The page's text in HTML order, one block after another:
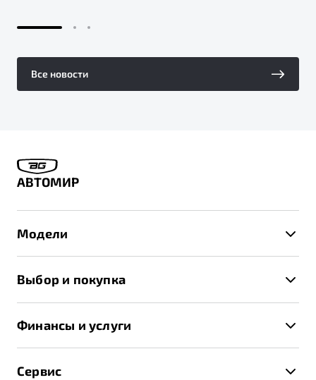
Все новости
АВТОМИР
Модели
X70
Выбор и покупка
Записаться на тест-драйв
Финансы и услуги
Сервис